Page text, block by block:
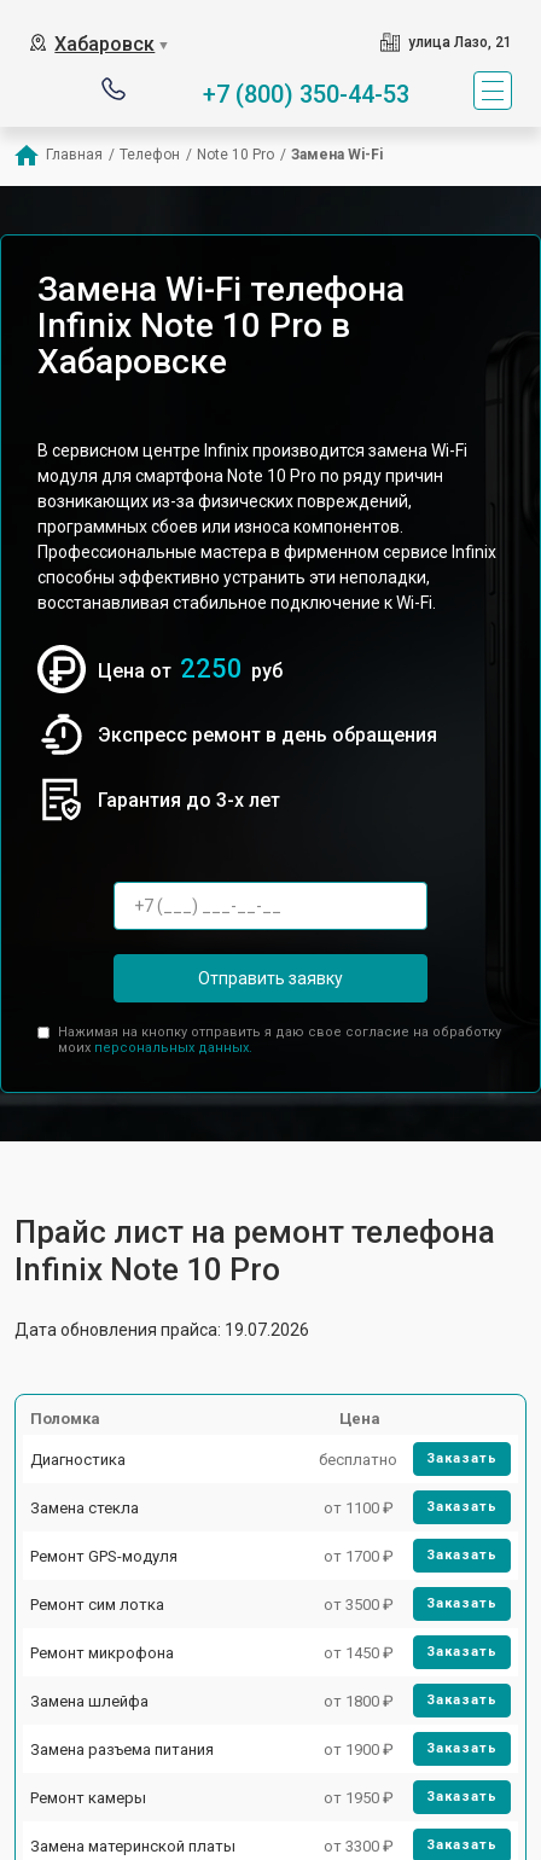
Хабаровск ▼ улица Лазо, 21
+7 (800) 350-44-53
Главная / Телефон / Note 10 Pro / Замена Wi-Fi
Замена Wi-Fi телефона
Infinix Note 10 Pro в
Хабаровске
В сервисном центре Infinix производится замена Wi-Fi
модуля для смартфона Note 10 Pro по ряду причин
возникающих из-за физических повреждений,
программных сбоев или износа компонентов.
Профессиональные мастера в фирменном сервисе Infinix
способны эффективно устранить эти неполадки,
восстанавливая стабильное подключение к Wi-Fi.
Цена от 2250 руб
Экспресс ремонт в день обращения
Гарантия до 3-х лет
Отправить заявку
Нажимая на кнопку отправить я даю свое согласие на обработку
моих персональных данных.
Прайс лист на ремонт телефона
Infinix Note 10 Pro
Дата обновления прайса: 19.07.2026
Поломка Цена
Диагностика бесплатно Заказать
Замена стекла от 1100 ₽ Заказать
Ремонт GPS-модуля от 1700 ₽ Заказать
Ремонт сим лотка от 3500 ₽ Заказать
Ремонт микрофона от 1450 ₽ Заказать
Замена шлейфа от 1800 ₽ Заказать
Замена разъема питания от 1900 ₽ Заказать
Ремонт камеры от 1950 ₽ Заказать
Замена материнской платы от 3300 ₽ Заказать